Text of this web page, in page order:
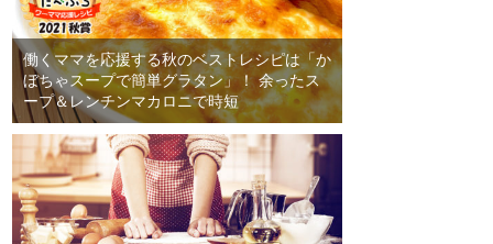
働くママを応援する秋のベストレシピは「か
ぼちゃスープで簡単グラタン」！ 余ったス
ープ＆レンチンマカロニで時短